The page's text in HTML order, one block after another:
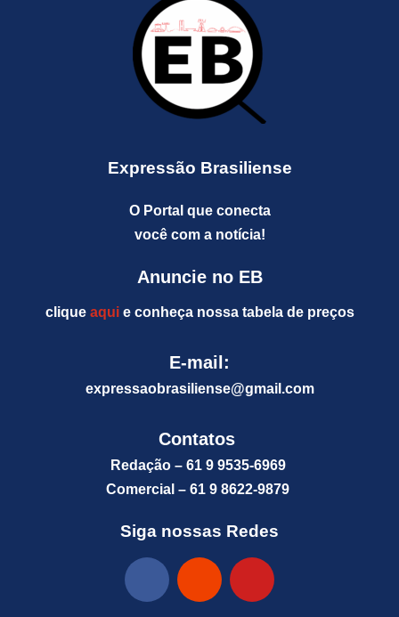
Expressão Brasiliense
O Portal que conecta
você com a notícia!
Anuncie no EB
clique aquie conheça nossa tabela de preços
E-mail:
expressaobrasiliense@gmail.com
Contatos
Redação – 61 9 9535-6969
Comercial – 61 9 8622-9879
Siga nossas Redes